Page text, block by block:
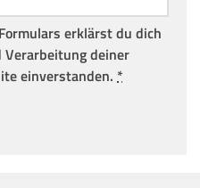
erklärst du dich
Verarbeitung deiner
einverstanden. *